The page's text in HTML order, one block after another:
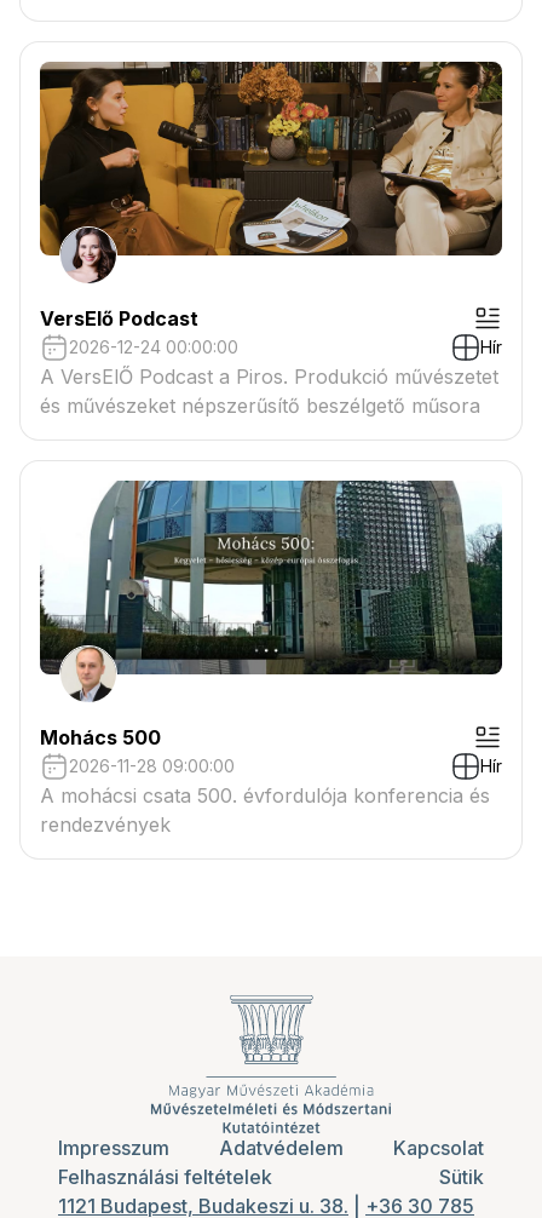
VersElő Podcast
2026-12-24 00:00:00 Hír
A VersElŐ Podcast a Piros. Produkció művészetet
és művészeket népszerűsítő beszélgető műsora
Mohács 500
2026-11-28 09:00:00 Hír
A mohácsi csata 500. évfordulója konferencia és
rendezvények
Impresszum Adatvédelem
Kapcsolat
Felhasználási feltételek
Sütik
1121 Budapest, Budakeszi u. 38.
+36 30 785